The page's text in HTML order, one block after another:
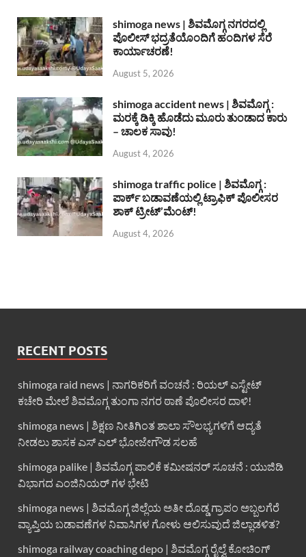
shimoga news | ಶಿವಮೊಗ್ಗ ನಗರದಲ್ಲಿ
ಪೊಲೀಸ್ ಭದ್ರತೆಯೊಂದಿಗೆ ಹಂದಿಗಳ ಸೆರೆ
ಕಾರ್ಯಾಚರಣೆ!
August 5, 2026
shimoga accident news | ಶಿವಮೊಗ್ಗ :
ಮರಕ್ಕೆ ಡಿಕ್ಕಿ ಹೊಡೆದು ಮೂರು ತುಂಡಾದ ಕಾರು
– ಚಾಲಕ ಸಾವು!
August 4, 2026
shimoga traffic police | ಶಿವಮೊಗ್ಗ :
ಪಾರ್ಕ್ ಬಡಾವಣೆಯಲ್ಲಿ ಟ್ರಾಫಿಕ್ ಪೊಲೀಸರ
ಶಾಕ್ ಟ್ರೀಟ್’ಮೆಂಟ್!
August 4, 2026
RECENT POSTS
shimoga raid news | ನಾಗರಿಕರಿಗೆ ವಂಚನೆ : ರಿಯಲ್ ಎಸ್ಟೇಟ್
ಕಚೇರಿ ಮೇಲೆ ಶಿವಮೊಗ್ಗ ತುಂಗಾ ನಗರ ಠಾಣೆ ಪೊಲೀಸರ ದಾಳಿ!
shimoga news | ಶಿಕ್ಷಣ ನೀತಿಗಿಂತ ಶಾಲಾ ಸೌಲಭ್ಯಗಳಿಗೆ ಆದ್ಯತೆ
ನೀಡಲು ಶಾಸಕ ಎಸ್ ಎಲ್ ಭೋಜೇಗೌಡ ಸಲಹೆ
shimoga palike | ಶಿವಮೊಗ್ಗ ಪಾಲಿಕೆ ಕಮೀಷನರ್ ಸೂಚನೆ : ಯುಜಿಡಿ
ವಿಭಾಗದ ಎಂಜಿನಿಯರ್ ಗಳ ಭೇಟಿ
shimoga news | ಶಿವಮೊಗ್ಗ ಜಿಲ್ಲೆಯ ಅತೀ ದೊಡ್ಡ ಗ್ರಾಪಂ ಅಬ್ಬಲಗೆರೆ
ವ್ಯಾಪ್ತಿಯ ಬಡಾವಣೆಗಳ ನಿವಾಸಿಗಳ ಗೋಳು ಆಲಿಸುವುದೆ ಜಿಲ್ಲಾಡಳಿತ?
shimoga railway coaching depo | ಶಿವಮೊಗ್ಗ ರೈಲ್ವೆ ಕೋಚಿಂಗ್